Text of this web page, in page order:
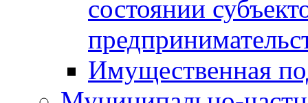
состоянии
Имущественная